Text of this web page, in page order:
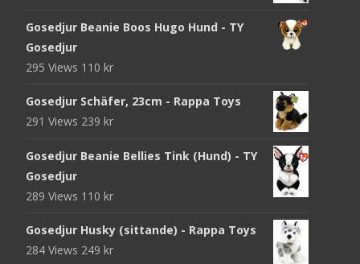
Gosedjur Beanie Boos Hugo Hund - TY
Gosedjur
295 Views 110 kr
Gosedjur Schäfer, 23cm - Rappa Toys
291 Views 239 kr
Gosedjur Beanie Bellies Tink (Hund) - TY
Gosedjur
289 Views 110 kr
Gosedjur Husky (sittande) - Rappa Toys
284 Views 249 kr